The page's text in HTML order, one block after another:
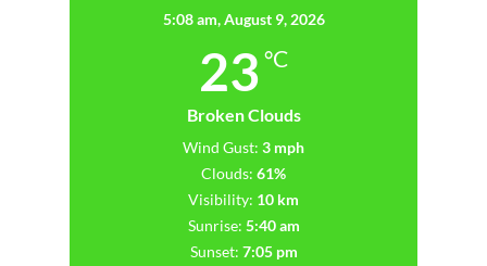
5:08 am,August 9, 2026
23 °C
Broken Clouds
Wind Gust: 3 mph
Clouds: 61%
Visibility: 10 km
Sunrise: 5:40 am
Sunset: 7:05 pm